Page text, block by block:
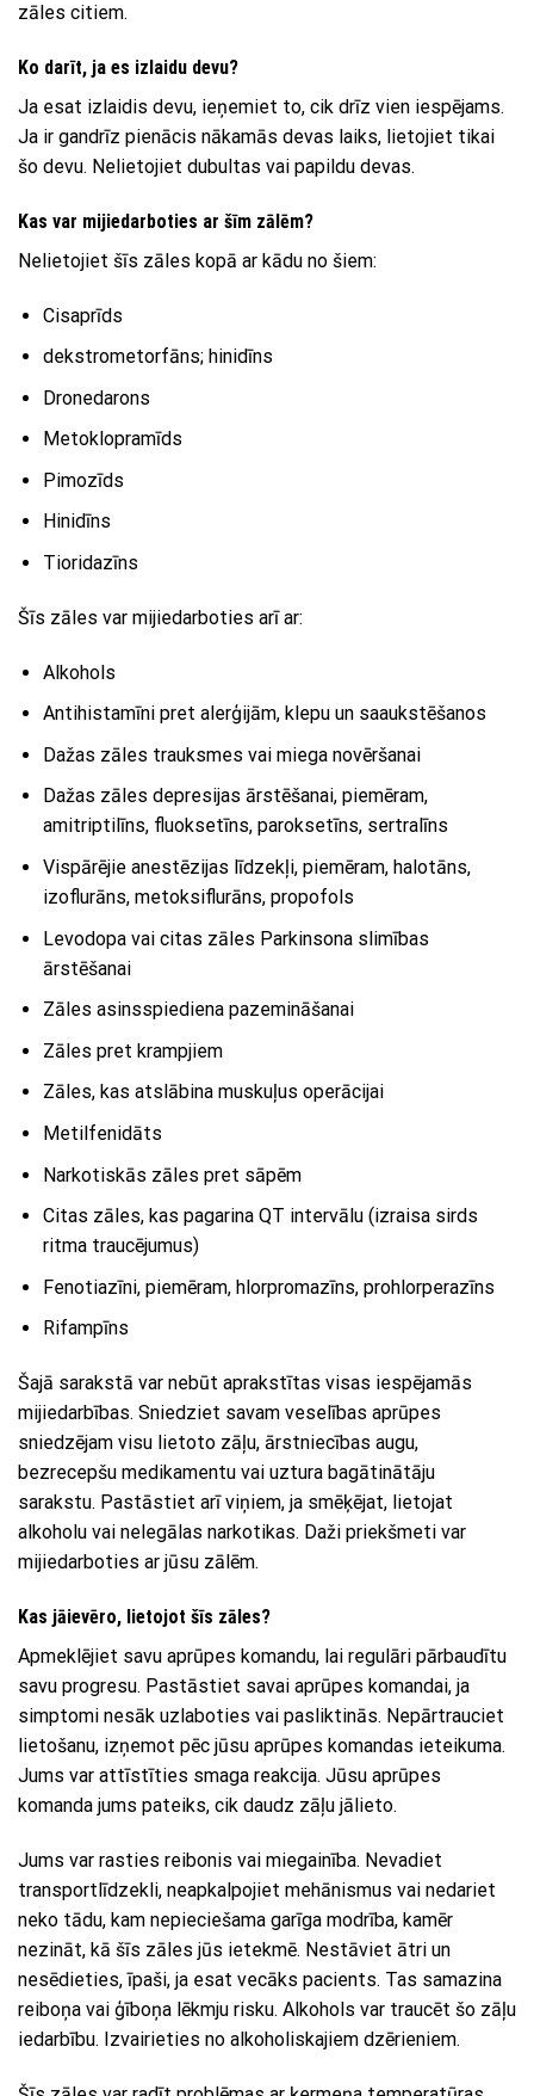
zāles citiem.
Ko darīt, ja es izlaidu devu?
Ja esat izlaidis devu, ieņemiet to, cik drīz vien iespējams.
Ja ir gandrīz pienācis nākamās devas laiks, lietojiet tikai
šo devu. Nelietojiet dubultas vai papildu devas.
Kas var mijiedarboties ar šīm zālēm?
Nelietojiet šīs zāles kopā ar kādu no šiem:
Cisaprīds
dekstrometorfāns; hinidīns
Dronedarons
Metoklopramīds
Pimozīds
Hinidīns
Tioridazīns
Šīs zāles var mijiedarboties arī ar:
Alkohols
Antihistamīni pret alerģijām, klepu un saaukstēšanos
Dažas zāles trauksmes vai miega novēršanai
Dažas zāles depresijas ārstēšanai, piemēram,
amitriptilīns, fluoksetīns, paroksetīns, sertralīns
Vispārējie anestēzijas līdzekļi, piemēram, halotāns,
izoflurāns, metoksiflurāns, propofols
Levodopa vai citas zāles Parkinsona slimības
ārstēšanai
Zāles asinsspiediena pazemināšanai
Zāles pret krampjiem
Zāles, kas atslābina muskuļus operācijai
Metilfenidāts
Narkotiskās zāles pret sāpēm
Citas zāles, kas pagarina QT intervālu (izraisa sirds
ritma traucējumus)
Fenotiazīni, piemēram, hlorpromazīns, prohlorperazīns
Rifampīns
Šajā sarakstā var nebūt aprakstītas visas iespējamās
mijiedarbības. Sniedziet savam veselības aprūpes
sniedzējam visu lietoto zāļu, ārstniecības augu,
bezrecepšu medikamentu vai uztura bagātinātāju
sarakstu. Pastāstiet arī viņiem, ja smēķējat, lietojat
alkoholu vai nelegālas narkotikas. Daži priekšmeti var
mijiedarboties ar jūsu zālēm.
Kas jāievēro, lietojot šīs zāles?
Apmeklējiet savu aprūpes komandu, lai regulāri pārbaudītu
savu progresu. Pastāstiet savai aprūpes komandai, ja
simptomi nesāk uzlaboties vai pasliktinās. Nepārtrauciet
lietošanu, izņemot pēc jūsu aprūpes komandas ieteikuma.
Jums var attīstīties smaga reakcija. Jūsu aprūpes
komanda jums pateiks, cik daudz zāļu jālieto.
Jums var rasties reibonis vai miegainība. Nevadiet
transportlīdzekli, neapkalpojiet mehānismus vai nedariet
neko tādu, kam nepieciešama garīga modrība, kamēr
nezināt, kā šīs zāles jūs ietekmē. Nestāviet ātri un
nesēdieties, īpaši, ja esat vecāks pacients. Tas samazina
reiboņa vai ģīboņa lēkmju risku. Alkohols var traucēt šo zāļu
iedarbību. Izvairieties no alkoholiskajiem dzērieniem.